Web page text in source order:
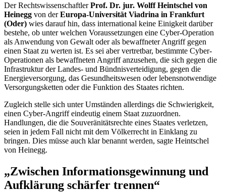
Der RechtswissenschaftlerProf. Dr. jur. Wolff Heintschel von
Heinegg von derEuropa-Universität Viadrina in Frankfurt
(Oder) wies darauf hin, dass international keine Einigkeit darüber
bestehe, ob unter welchen Voraussetzungen eine Cyber-Operation
als Anwendung von Gewalt oder als bewaffneter Angriff gegen
einen Staat zu werten ist. Es sei aber vertretbar, bestimmte Cyber-
Operationen als bewaffneten Angriff anzusehen, die sich gegen die
Infrastruktur der Landes- und Bündnisverteidigung, gegen die
Energieversorgung, das Gesundheitswesen oder lebensnotwendige
Versorgungsketten oder die Funktion des Staates richten.
Zugleich stelle sich unter Umständen allerdings die Schwierigkeit,
einen Cyber-Angriff eindeutig einem Staat zuzuordnen.
Handlungen, die die Souveränitätsrechte eines Staates verletzen,
seien in jedem Fall nicht mit dem Völkerrecht in Einklang zu
bringen. Dies müsse auch klar benannt werden, sagte Heintschel
von Heinegg.
„Zwischen Informationsgewinnung und
Aufklärung schärfer trennen“